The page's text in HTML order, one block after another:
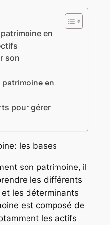
en
son
patrimoine en
pour gérer
les bases
son patrimoine, il
les différents
les déterminants
est composé de
les actifs